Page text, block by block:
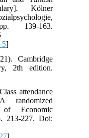
Kölner
139-163.
5
Cambridge
2th edition.
attendance
randomized
of Economic
213-227. Doi: